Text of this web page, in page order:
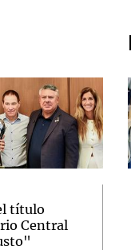
título
Central